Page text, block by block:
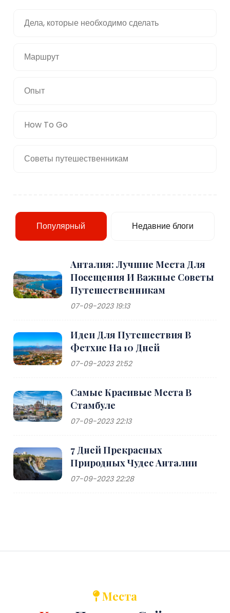
Дела, которые необходимо сделать
Маршрут
Опыт
How To Go
Советы путешественникам
Популярный Недавние блоги
Анталия: Лучшие Места Для
Посещения И Важные Советы
Путешественникам
07-09-2023 19:13
Идеи Для Путешествия В
Фетхие На 10 Дней
07-09-2023 21:52
Самые Красивые Места В
Стамбуле
07-09-2023 22:13
7 Дней Прекрасных
Природных Чудес Анталии
07-09-2023 22:28
Места